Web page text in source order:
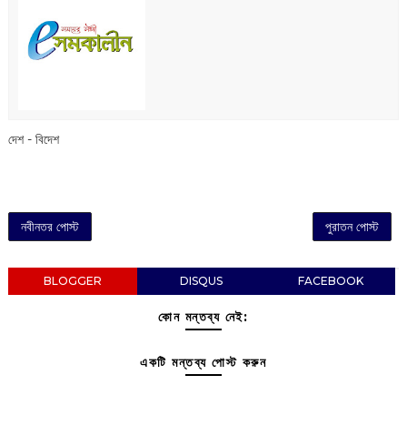
দেশ - বিদেশ
নবীনতর পোস্ট পুরাতন পোস্ট
BLOGGER DISQUS FACEBOOK
কোন মন্তব্য নেই:
একটি মন্তব্য পোস্ট করুন